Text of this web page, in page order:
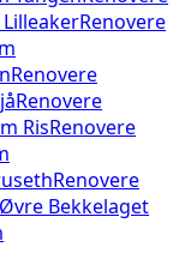
LilleakerRenovere
Renovere
Renovere
RisRenovere
Renovere
Øvre Bekkelaget